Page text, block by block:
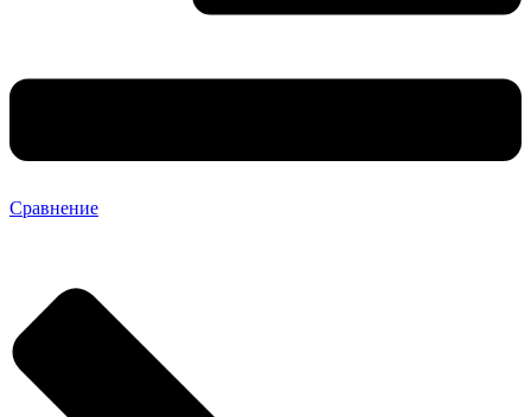
Сравнение